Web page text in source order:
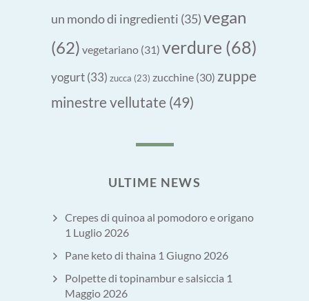
un mondo di ingredienti (35)vegan
(62) vegetariano (31) verdure (68)
yogurt(33) zucca (23) zucchine (30) zuppe
minestre vellutate (49)
ULTIME NEWS
Crepes di quinoa al pomodoro e origano
1 Luglio 2026
Pane keto di thaina 1 Giugno 2026
Polpette di topinambur e salsiccia 1
Maggio 2026